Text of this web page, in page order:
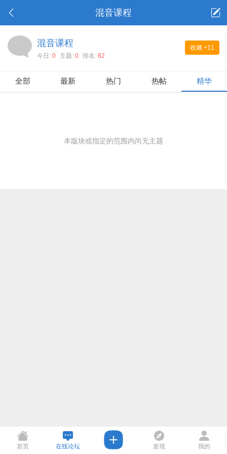
混音课程
收藏 +11
混音课程
今日: 0 主题: 0 排名: 82
全部 最新 热门 热帖 精华
本版块或指定的范围内尚无主题
首页 在线论坛 发现 我的